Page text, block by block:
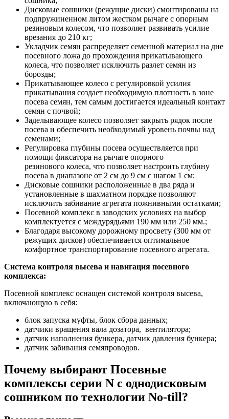
Дисковые сошники (режущие диски) смонтированы на
подпружиненном литом жестком рычаге с опорным
резиновым колесом, что позволяет развивать усилие
врезания до 210 кг;
Укладчик семян распределяет семенной материал на дне
посевного ложа до прохождения прикатывающего
колеса, что позволяет исключить разлет семян из
борозды;
Прикатывающее колесо с регулировкой усилия
прикатывания создает необходимую плотность в зоне
посева семян, тем самым достигается идеальный контакт
семян с почвой;
Заделывающее колесо позволяет закрыть рядок после
посева и обеспечить необходимый уровень почвы над
семенами;
Регулировка глубины посева осуществляется при
помощи фиксатора на рычаге опорного
резинового колеса, что позволяет настроить глубину
посева в диапазоне от 2 см до 9 см с шагом 1 см;
Дисковые сошники расположенные в два ряда и
установленные в шахматном порядке позволяют
исключить забивание агрегата пожнивными остатками;
Посевной комплекс в заводских условиях на выбор
комплектуется с междурядьями 190 мм или 250 мм.;
Благодаря высокому дорожному просвету (300 мм от
режущих дисков) обеспечивается оптимальное
комфортное транспортирование посевного агрегата.
Система контроля высева и навигация посевного
комплекса:
Посевной комплекс оснащен системой контроля высева,
включающую в себя:
блок запуска муфты, блок сбора данных;
датчики вращения вала дозатора, вентилятора;
датчик наполнения бункера, датчик давления бункера;
датчик забивания семяпроводов.
Почему выбирают Посевные
комплексы серии N с однодисковым
сошником по технологии No-till?